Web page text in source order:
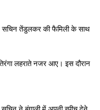
सचिन तेंडुलकर की फैमिली के साथ
लहराते नजर आए। इस दौरान